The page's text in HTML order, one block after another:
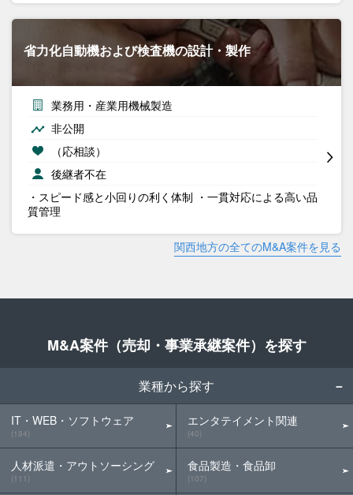
省力化自動機および検査機の設計・製作
業務用・産業用機械製造
非公開
（応相談）
後継者不在
・スピード感と小回りの利く体制 ・一貫対応による高い品
質管理
関西地方の全てのM&A案件を見る
M&A案件（売却・事業承継案件）を探す
業種から探す
IT・WEB・ソフトウェア
(184)
人材派遣・アウトソーシング
(111)
エンタテイメント関連
(40)
食品製造・食品卸
(107)